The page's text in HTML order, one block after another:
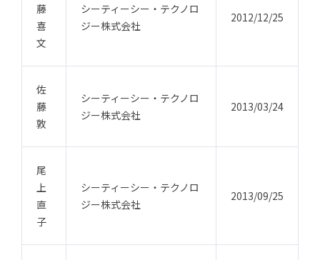
藤
喜
文
シーティーシー・テクノロ
ジー株式会社
2012/12/25
佐
藤
敦
シーティーシー・テクノロ
ジー株式会社
2013/03/24
尾
上
直
子
シーティーシー・テクノロ
ジー株式会社
2013/09/25